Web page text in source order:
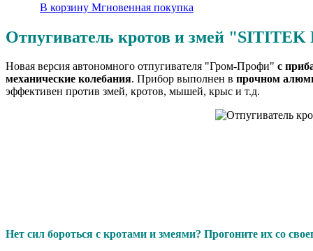
В корзину Мгновенная покупка
Отпугиватель кротов и змей
Новая версия автономного отпугивателя "Гром-Профи" с
механические колебания. Прибор выполнен в прочном
эффективен против змей, кротов, мышей, крыс и т.д.
Нет сил бороться с кротами и змеями? Прогоните их со